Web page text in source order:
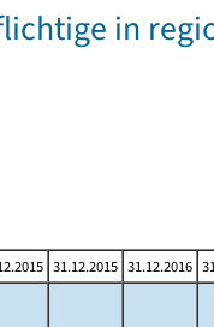
in
31.12.2015 31.12.2016